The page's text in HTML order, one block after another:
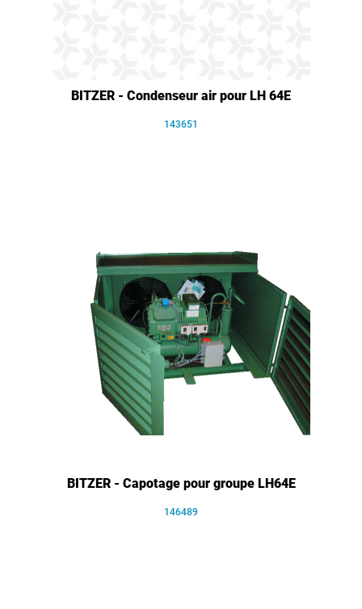
BITZER - Condenseur air pour LH 64E
143651
BITZER - Capotage pour groupe LH64E
146489